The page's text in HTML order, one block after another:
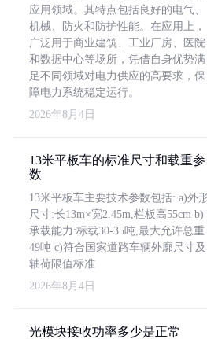
应用领域。其特点包括良好的电气、
机械、防火和防护性能。在应用上，
广泛用于商业建筑、工业厂房、医院
和数据中心等场所，凭借自身优势满
足不同领域对电力供应的高要求，保
障电力系统稳定运行。
2026年8月4日
13米平板车的标准尺寸和载重参
数
13米平板车主要技术参数包括: a)外
尺寸:长13m×宽2.45m,栏板高55cm b)
承载能力:标载30-35吨,最大允许总重
49吨 c)符合国家道路车辆外廓尺寸及
轴荷限值标准
2026年8月4日
光模块接收功率多少是正常